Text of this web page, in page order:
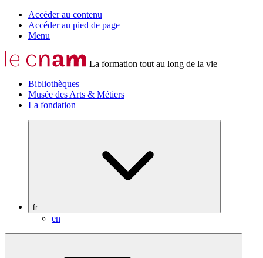
Accéder au contenu
Accéder au pied de page
Menu
La formation tout au long de la vie
Bibliothèques
Musée des Arts & Métiers
La fondation
fr
en